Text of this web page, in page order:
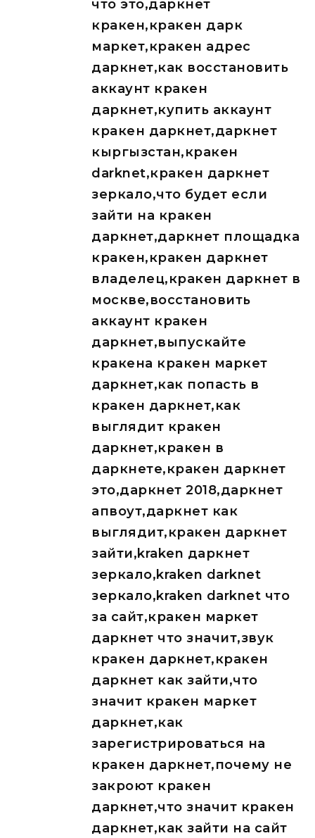
что это,даркнет
кракен,кракен дарк
маркет,кракен адрес
даркнет,как восстановить
аккаунт кракен
даркнет,купить аккаунт
кракен даркнет,даркнет
кыргызстан,кракен
darknet,кракен даркнет
зеркало,что будет если
зайти на кракен
даркнет,даркнет площадка
кракен,кракен даркнет
владелец,кракен даркнет в
москве,восстановить
аккаунт кракен
даркнет,выпускайте
кракена кракен маркет
даркнет,как попасть в
кракен даркнет,как
выглядит кракен
даркнет,кракен в
даркнете,кракен даркнет
это,даркнет 2018,даркнет
апвоут,даркнет как
выглядит,кракен даркнет
зайти,kraken даркнет
зеркало,kraken darknet
зеркало,kraken darknet что
за сайт,кракен маркет
даркнет что значит,звук
кракен даркнет,кракен
даркнет как зайти,что
значит кракен маркет
даркнет,как
зарегистрироваться на
кракен даркнет,почему не
закроют кракен
даркнет,что значит кракен
даркнет,как зайти на сайт